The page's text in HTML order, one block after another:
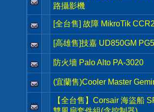
路攝影機
[全台售] 故障 MikroTik
[高雄售]技嘉 UD850GM
防火墻 Palo Alto PA-3020
(宜蘭售)Cooler Master
【全台售】Corsair 海盜船